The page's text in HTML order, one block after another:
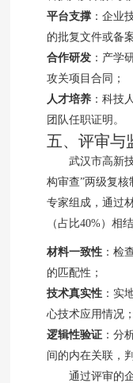
平台支撑 ：企业
的批复文件或备
合作研发 ：产学
攻关项目合同；
人才培养 ：科技
团队任职证明。
五、评审与
武汉市高新
构审查”两级复
专家组成，通过
（占比40%）相
材料一致性 ：检
的匹配性；
技术真实性 ：实
心技术应用情况；
逻辑性验证 ：分
间的内在关联，
通过评审的